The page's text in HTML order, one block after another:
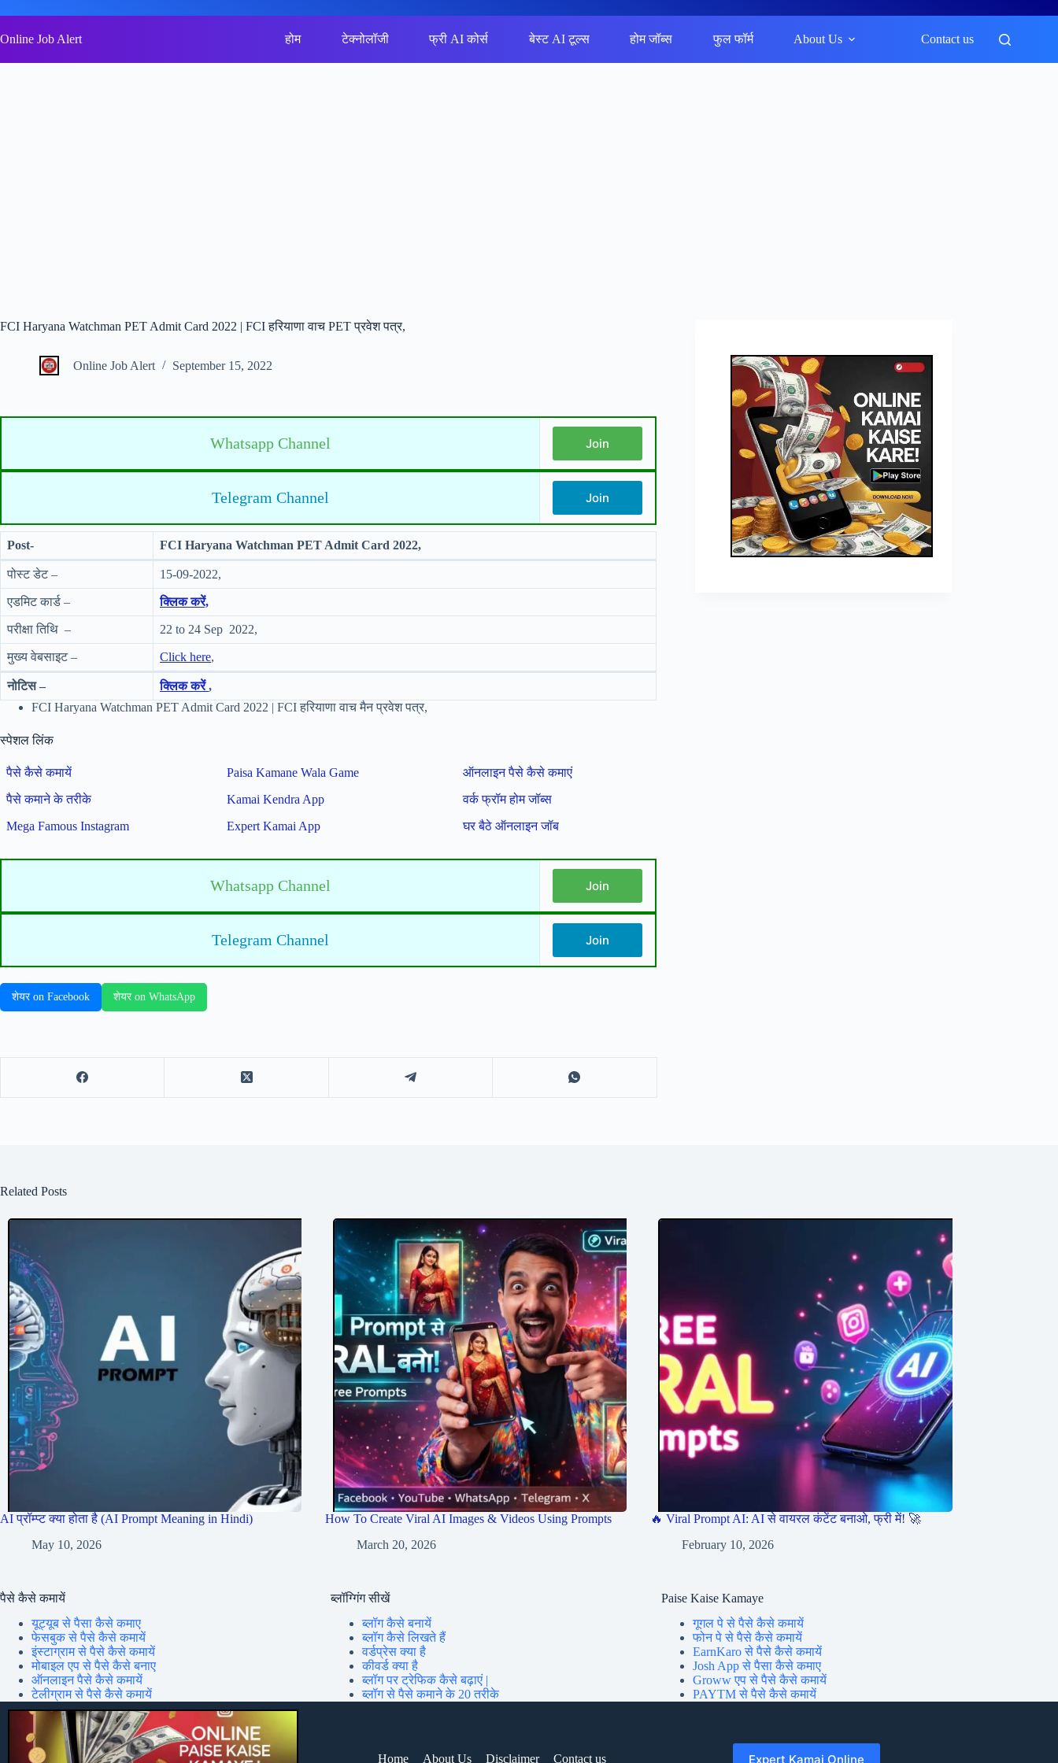
to
content
Online Job Alert होम टेक्नोलॉजी फ्री AI कोर्स बेस्ट AI टूल्स होम जॉब्स फुल फॉर्म About Us Contact us
FCI Haryana Watchman PET Admit Card 2022 | FCI हरियाणा वाच PET प्रवेश पत्र,
Online Job Alert September 15, 2022
Whatsapp Channel Join
Telegram Channel Join
Post- FCI Haryana Watchman PET Admit Card 2022,
पोस्ट डेट – 15-09-2022,
एडमिट कार्ड – क्लिक करें,
परीक्षा तिथि – 22 to 24 Sep 2022,
मुख्य वेबसाइट – Click here,
नोटिस – क्लिक करें,
FCI Haryana Watchman PET Admit Card 2022 | FCI हरियाणा वाच मैन प्रवेश पत्र,
स्पेशल लिंक
पैसे कैसे कमायें Paisa Kamane Wala Game
ऑनलाइन पैसे कैसे कमाएं
पैसे कमाने के तरीके
Kamai Kendra App
वर्क फ्रॉम होम जॉब्स
Mega Famous Instagram
Expert Kamai App घर बैठे ऑनलाइन जॉब
Whatsapp Channel Join
Telegram Channel Join
शेयर on Facebook शेयर on WhatsApp
Related Posts
AI प्रॉम्प्ट क्या होता है (AI Prompt Meaning in Hindi)
May 10, 2026
How To Create Viral AI Images & Videos Using Prompts
March 20, 2026
🔥 Viral Prompt AI: AI से वायरल कंटेंट बनाओ, फ्री में! 🚀
February 10, 2026
पैसे कैसे कमायें
यूट्यूब से पैसा कैसे कमाए
फेसबुक से पैसे कैसे कमायें
इंस्टाग्राम से पैसे कैसे कमायें
मोबाइल एप से पैसे कैसे बनाए
ऑनलाइन पैसे कैसे कमायें
टेलीग्राम से पैसे कैसे कमायें
ब्लॉग्गिंग सीखें
ब्लॉग कैसे बनायें
ब्लॉग कैसे लिखते हैं
वर्डप्रेस क्या है
कीवर्ड क्या है
ब्लॉग पर ट्रेफिक कैसे बढ़ाएं |
ब्लॉग से पैसे कमाने के 20 तरीके
Paise Kaise Kamaye
गूगल पे से पैसे कैसे कमायें
फोन पे से पैसे कैसे कमायें
EarnKaro से पैसे कैसे कमायें
Josh App से पैसा कैसे कमाए
Groww एप से पैसे कैसे कमायें
PAYTM से पैसे कैसे कमायें
Home About Us Disclaimer Contact us Expert Kamai Online